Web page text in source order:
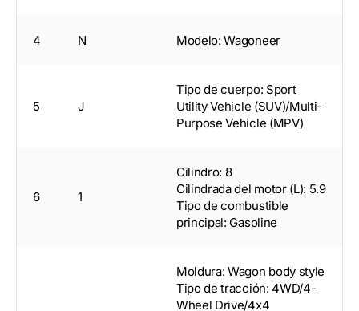
4 N Modelo: Wagoneer
5 J
Tipo de cuerpo: Sport
Utility Vehicle (SUV)/Multi-
Purpose Vehicle (MPV)
6 1
Cilindro: 8
Cilindrada del motor (L): 5.9
Tipo de combustible
principal: Gasoline
Moldura: Wagon body style
Tipo de tracción: 4WD/4-
Wheel Drive/4x4